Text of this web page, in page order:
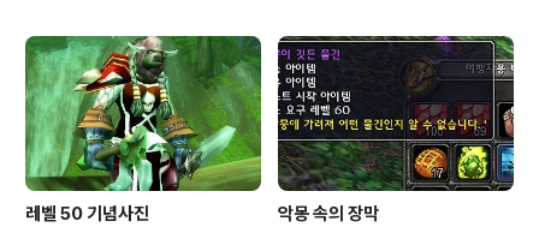
레벨 50 기념사진 악몽 속의 장막